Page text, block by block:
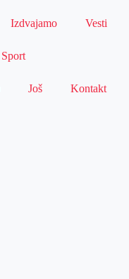
Izdvajamo Vesti
Sport
Još Kontakt